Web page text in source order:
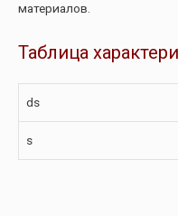
материалов.
Таблица
ds
s